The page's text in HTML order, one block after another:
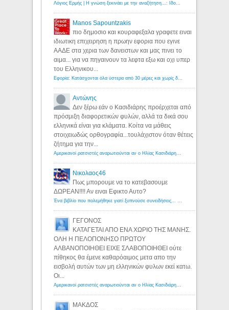
Λόγιος Ερμής | Η γνώση ξεκινάει με την αναζήτηση...: Ιδού οι 18 που χρωστούν 11 δις ευρώ!
Manos Sapountzakis
πιο δημοσιο και κουραφεξαλα γραφετε ειναι
ιδιωτικη επιχειρηση η πρωην εφορια που εγινε
ΑΑΔΕ στα χερια των δανειστων και μας πινει το
αιμα... για να πηγαινουν τα λεφτα εξω και οχι υπερ
του Ελληνικου...
Εφορία: Κατάσχονται όλα ύστερα από 30 μέρες και χωρίς δικαστικές αποφάσεις - Λόγιος Ερμής
Αντώνης
Δεν ξέρω εάν ο Κασιδιάρης προέρχεται από
πρόσμιξη διαφορετικών φυλών, αλλά τα δικά σου
ελληνικά είναι για κλάματα. Κοίτα να μάθεις
στοιχειωδώς ορθογραφία...τουλάχιστον όταν θέτεις
ζήτημα για την...
Αμερικανοί ρατσιστές αναρωτιούνται αν ο Ηλίας Κασιδιάρης ανήκει στη λευκή φυλή... - Λόγιος Ερμής
Νικολαος46
Πως μπορουμε να το κατεβασουμε
ΔΩΡΕΑΝ!!!! Αν ειναι Εφικτο Αυτο?
Ένα βιβλίο που πολεμήθηκε γιατί ξυπνούσε συνειδήσεις... - Λόγιος Ερμής | Η γνώση ξεκινάει με την αναζήτηση...
ΓΕΓΟΝΟΣ
ΚΑΤΑΓΕΤΑΙ ΑΠΟ ΕΝΑ ΧΩΡΙΟ ΤΗΣ ΜΑΝΗΣ.
ΟΛΗ Η ΠΕΛΟΠΟΝΗΣΟ ΠΡΩΤΟΥ
ΑΛΒΑΝΟΠΟΙΗΘΕΙ ΕΙΧΕ ΣΛΑΒΟΠΟΙΗΘΕΙ ούτε
πίθηκος θα έμενε καθαρόαιμος μετα απο την
εισβολή αυτών των μη ελληνικών φυλων εκεί κατω.
Οι...
Αμερικανοί ρατσιστές αναρωτιούνται αν ο Ηλίας Κασιδιάρης ανήκει στη λευκή φυλή... - Λόγιος Ερμής
ΜΑΚΔΟΣ